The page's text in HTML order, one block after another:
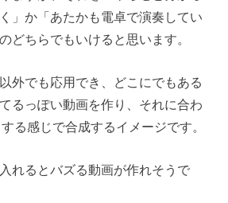
」か「あたかも電卓で演奏してい
どちらでもいけると思います。
外でも応用でき、どこにでもある
るっぽい動画を作り、それに合わ
る感じで合成するイメージです。
れるとバズる動画が作れそうで